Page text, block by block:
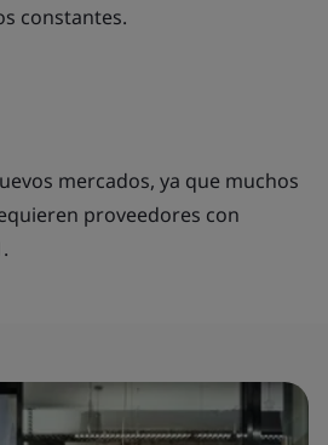
constantes.
mercados, ya que muchos
proveedores con